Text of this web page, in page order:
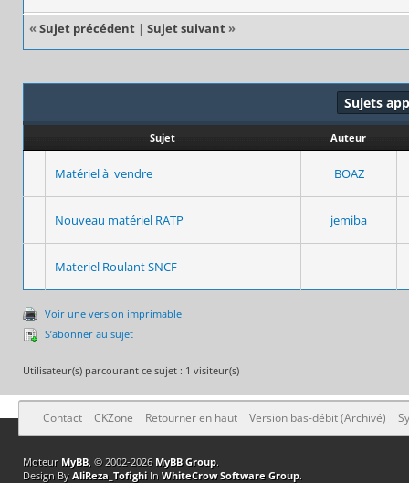
« Sujet précédent | Sujet suivant »
Sujets
Sujet Auteur
Matériel à vendre BOAZ
Nouveau matériel RATP jemiba
Materiel Roulant SNCF
Voir une version imprimable
S’abonner au sujet
Utilisateur(s) parcourant ce sujet : 1 visiteur(s)
Contact CKZone Retourner en haut Version bas-débit (Archivé)
Moteur MyBB, © 2002-2026 MyBB Group.
Design By AliReza_TofighiIn WhiteCrow Software Group.